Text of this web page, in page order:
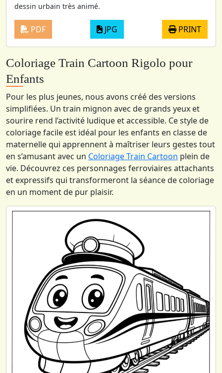
dessin urbain très animé.
PDF JPG PRINT
Coloriage Train Cartoon Rigolo pour
Enfants
Pour les plus jeunes, nous avons créé des versions
simplifiées. Un train mignon avec de grands yeux et
sourire rend l’activité ludique et accessible. Ce style de
coloriage facile est idéal pour les enfants en classe de
maternelle qui apprennent à maîtriser leurs gestes tout
en s’amusant avec un Coloriage Train Cartoon plein de
vie. Découvrez ces personnages ferroviaires attachants
et expressifs qui transformeront la séance de coloriage
en un moment de pur plaisir.